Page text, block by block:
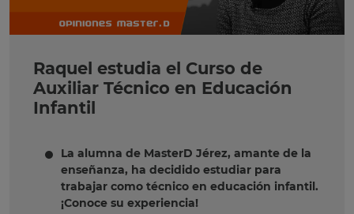
Raquel estudia el Curso de
Auxiliar Técnico en Educación
Infantil
La alumna de MasterD Jérez, amante de la
enseñanza, ha decidido estudiar para
trabajar como técnico en educación infantil.
¡Conoce su experiencia!